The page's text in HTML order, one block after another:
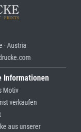
· Austria
Informationen
Motiv
verkaufen
aus unserer